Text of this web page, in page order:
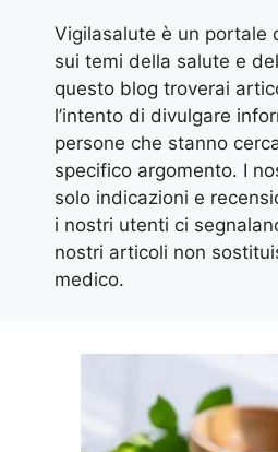
Vigilasalute è un portale
sui temi della salute e
questo blog troverai
l’intento di divulgare
persone che stanno
specifico argomento. I
solo indicazioni e
i nostri utenti ci
nostri articoli non
medico.